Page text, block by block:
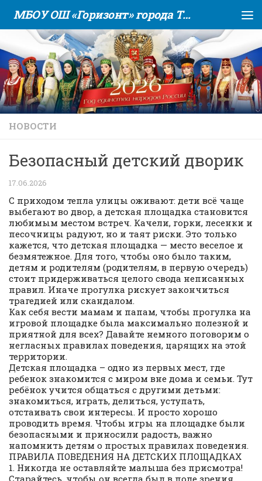
Skip to content МБОУ ОШ «Горизонт» города Тюмени
НОВОСТИ
Безопасный детский дворик
17.06.2026
С приходом тепла улицы оживают: дети всё чаще
выбегают во двор, а детская площадка становится
любимым местом встреч. Качели, горки, лесенки и
песочницы радуют, но и таят риски. Это только
кажется, что детская площадка — место веселое и
безмятежное. Для того, чтобы оно было таким,
детям и родителям (родителям, в первую очередь)
стоит придерживаться целого свода неписанных
правил. Иначе прогулка рискует закончиться
трагедией или скандалом.
Как себя вести мамам и папам, чтобы прогулка на
игровой площадке была максимально полезной и
приятной для всех? Давайте немного поговорим о
негласных правилах поведения, царящих на этой
территории.
Детская площадка – одно из первых мест, где
ребенок знакомится с миром вне дома и семьи. Тут
ребёнок учится общаться с другими детьми:
знакомиться, играть, делиться, уступать,
отстаивать свои интересы. И просто хорошо
проводить время. Чтобы игры на площадке были
безопасными и приносили радость, важно
напомнить детям о простых правилах поведения.
ПРАВИЛА ПОВЕДЕНИЯ НА ДЕТСКИХ ПЛОЩАДКАХ
1. Никогда не оставляйте малыша без присмотра!
Старайтесь, чтобы он всегда был в поле зрения.